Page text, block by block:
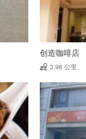
创造咖啡店
3.98 公里